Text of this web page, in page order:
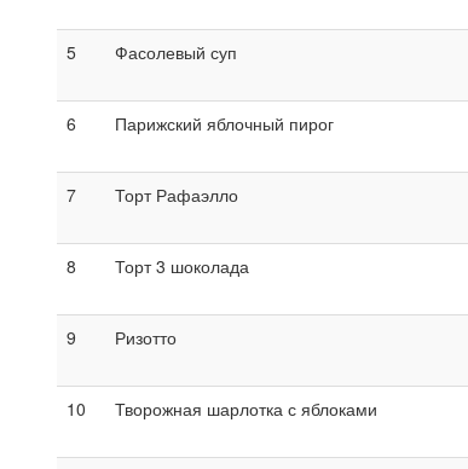
5 Фасолевый суп
6 Парижский яблочный пирог
7 Торт Рафаэлло
8 Торт 3 шоколада
9 Ризотто
10 Творожная шарлотка с яблоками